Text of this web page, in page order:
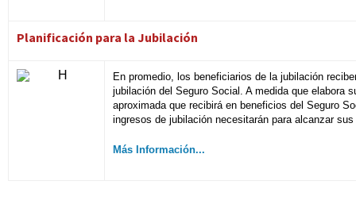
Planificación para la Jubilación
En promedio, los beneficiarios de la jubilación
jubilación del Seguro Social. A medida que elabora
aproximada que recibirá en beneficios del Seguro
ingresos de jubilación necesitarán para alcanzar
Más Información...